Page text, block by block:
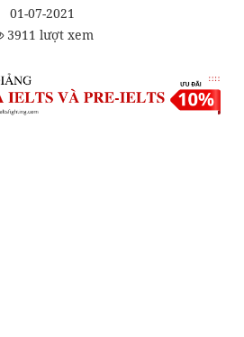
01-07-2021
3911 lượt xem